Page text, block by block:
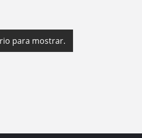
para mostrar.